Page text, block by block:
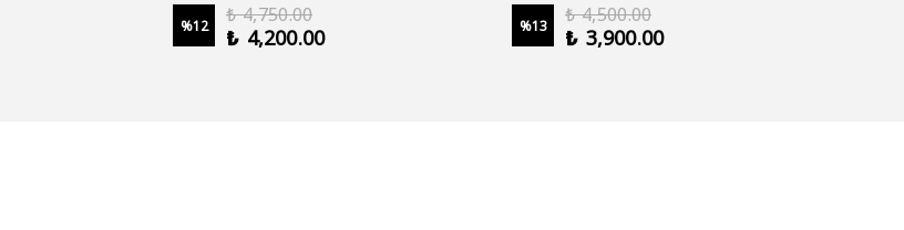
%12
₺ 4,750.00
₺ 4,200.00 %13
₺ 4,500.00
₺ 3,900.00